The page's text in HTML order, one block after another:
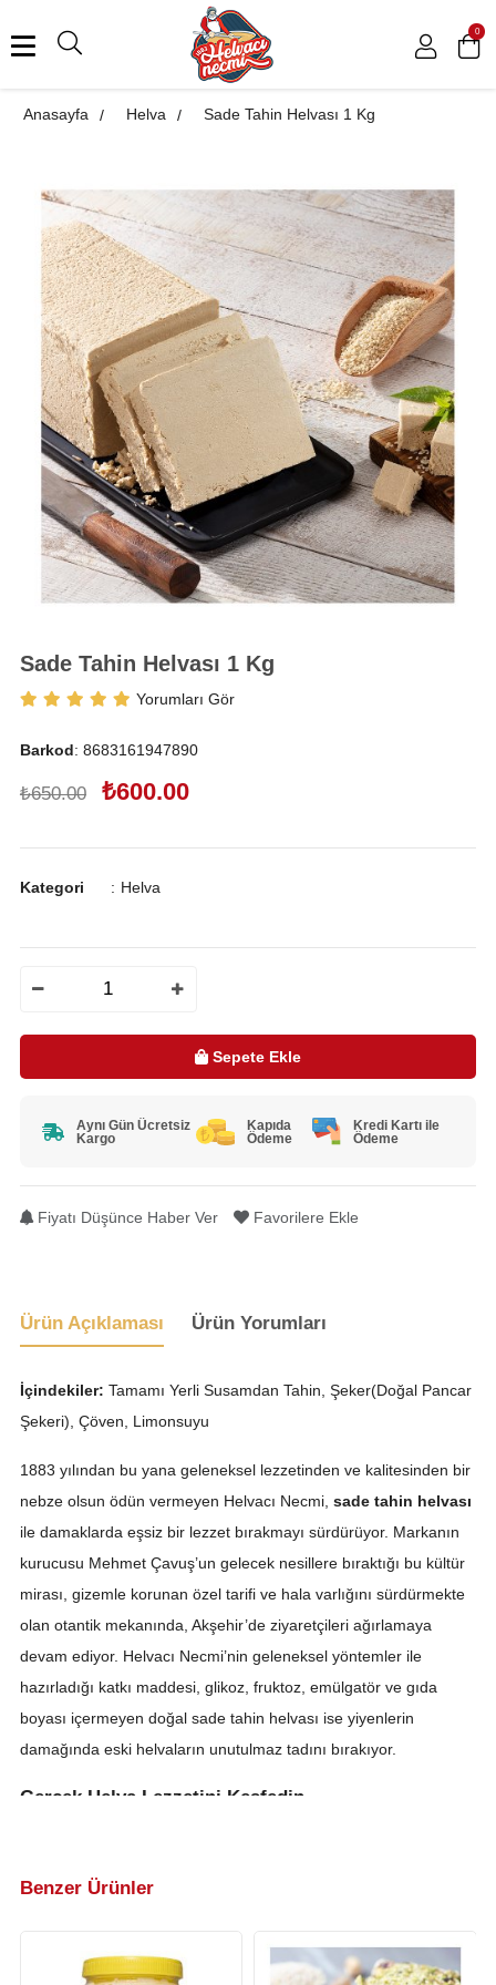
0
Anasayfa Helva Sade Tahin Helvası 1 Kg
Sade Tahin Helvası 1 Kg
Yorumları Gör
Barkod: 8683161947890
₺650.00 ₺600.00
Kategori : Helva
Sepete Ekle
Aynı Gün Ücretsiz
Kargo
Kapıda
Ödeme
Kredi Kartı ile
Ödeme
Fiyatı Düşünce Haber Ver Favorilere Ekle
Ürün Açıklaması Ürün Yorumları
İçindekiler: Tamamı Yerli Susamdan Tahin, Şeker(Doğal Pancar
Şekeri), Çöven, Limonsuyu
1883 yılından bu yana geleneksel lezzetinden ve kalitesinden bir
nebze olsun ödün vermeyen Helvacı Necmi, sade tahin helvası
ile damaklarda eşsiz bir lezzet bırakmayı sürdürüyor. Markanın
kurucusu Mehmet Çavuş’un gelecek nesillere bıraktığı bu kültür
mirası, gizemle korunan özel tarifi ve hala varlığını sürdürmekte
olan otantik mekanında, Akşehir’de ziyaretçileri ağırlamaya
devam ediyor. Helvacı Necmi’nin geleneksel yöntemler ile
hazırladığı katkı maddesi, glikoz, fruktoz, emülgatör ve gıda
boyası içermeyen doğal sade tahin helvası ise yiyenlerin
damağında eski helvaların unutulmaz tadını bırakıyor.
Gerçek Helva Lezzetini Keşfedin
susam tanelerini geleneksel yöntemlerle öğüterek akışkan
Tamamen doğal gıda malzemeleri ve geleneksel tarifiyle
Benzer Ürünler